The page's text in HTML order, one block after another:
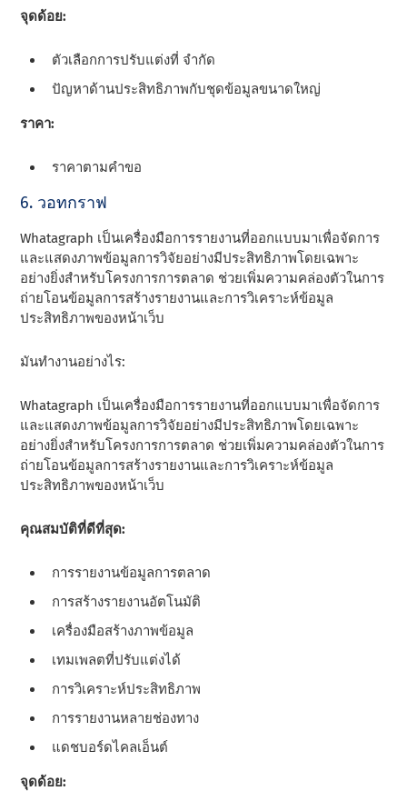
จุดด้อย:
ตัวเลือกการปรับแต่งที่ จํากัด
ปัญหาด้านประสิทธิภาพกับชุดข้อมูลขนาดใหญ่
ราคา:
ราคาตามคําขอ
6. วอทกราฟ
Whatagraph เป็นเครื่องมือการรายงานที่ออกแบบมาเพื่อจัดการ
และแสดงภาพข้อมูลการวิจัยอย่างมีประสิทธิภาพโดยเฉพาะ
อย่างยิ่งสําหรับโครงการการตลาด ช่วยเพิ่มความคล่องตัวในการ
ถ่ายโอนข้อมูลการสร้างรายงานและการวิเคราะห์ข้อมูล
ประสิทธิภาพของหน้าเว็บ
มันทํางานอย่างไร:
Whatagraph เป็นเครื่องมือการรายงานที่ออกแบบมาเพื่อจัดการ
และแสดงภาพข้อมูลการวิจัยอย่างมีประสิทธิภาพโดยเฉพาะ
อย่างยิ่งสําหรับโครงการการตลาด ช่วยเพิ่มความคล่องตัวในการ
ถ่ายโอนข้อมูลการสร้างรายงานและการวิเคราะห์ข้อมูล
ประสิทธิภาพของหน้าเว็บ
คุณสมบัติที่ดีที่สุด:
การรายงานข้อมูลการตลาด
การสร้างรายงานอัตโนมัติ
เครื่องมือสร้างภาพข้อมูล
เทมเพลตที่ปรับแต่งได้
การวิเคราะห์ประสิทธิภาพ
การรายงานหลายช่องทาง
แดชบอร์ดไคลเอ็นต์
จุดด้อย: